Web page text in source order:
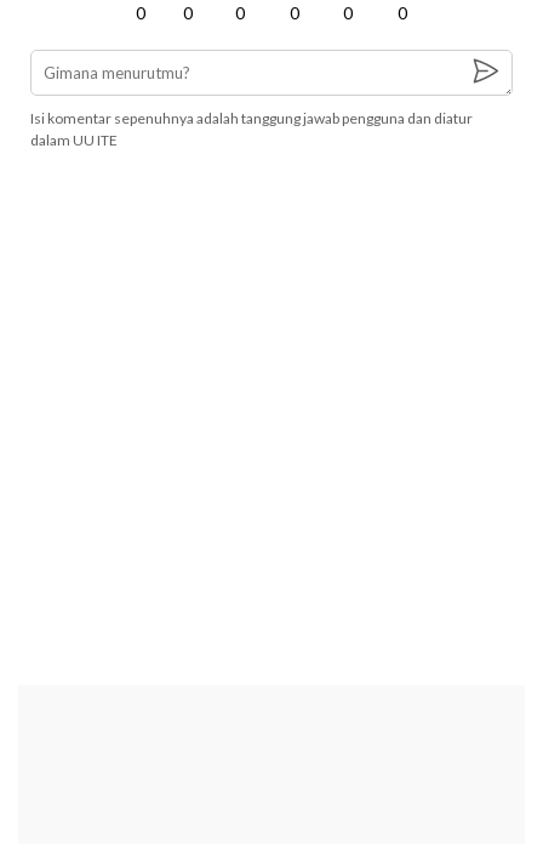
0 0 0 0 0 0
Isi komentar sepenuhnya adalah tanggung jawab pengguna dan diatur
dalam UU ITE